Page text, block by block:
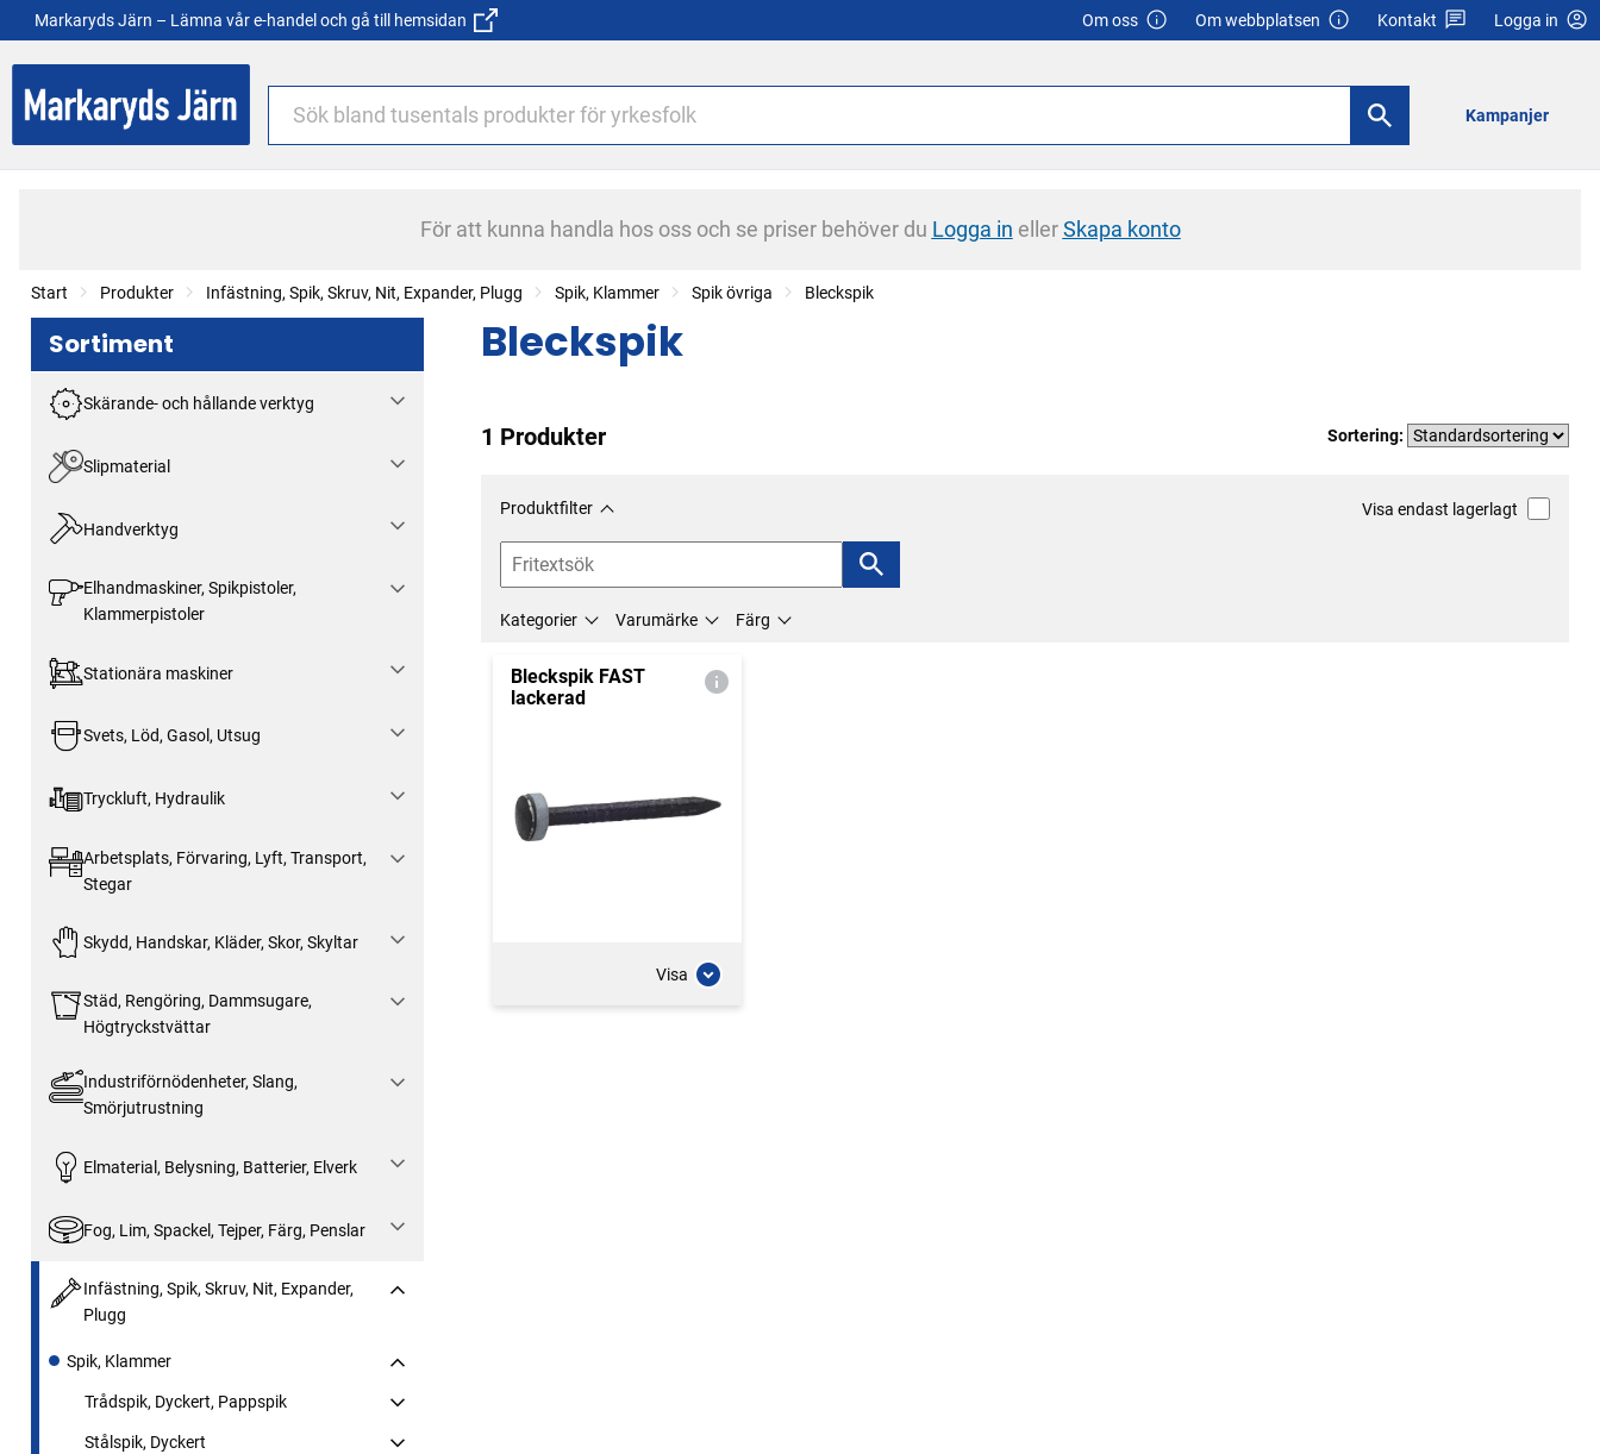
Markaryds Järn – Lämna vår e-handel och gå till hemsidan Om oss Om webbplatsen Kontakt Logga in
Kampanjer
För att kunna handla hos oss och se priser behöver du Logga in ellerSkapa konto
Start Produkter Infästning, Spik, Skruv, Nit, Expander, Plugg Spik, Klammer Spik övriga Bleckspik
Sortiment
Skärande- och hållande verktyg
Slipmaterial
Handverktyg
Elhandmaskiner, Spikpistoler,
Klammerpistoler
Stationära maskiner
Svets, Löd, Gasol, Utsug
Tryckluft, Hydraulik
Arbetsplats, Förvaring, Lyft, Transport,
Stegar
Skydd, Handskar, Kläder, Skor, Skyltar
Städ, Rengöring, Dammsugare,
Högtryckstvättar
Industriförnödenheter, Slang,
Smörjutrustning
Elmaterial, Belysning, Batterier, Elverk
Fog, Lim, Spackel, Tejper, Färg, Penslar
Infästning, Spik, Skruv, Nit, Expander,
Plugg
Spik, Klammer
Trådspik, Dyckert, Pappspik
Stålspik, Dyckert
Bleckspik
1 Produkter Sortering:
Produktfilter Visa endast lagerlagt
Kategorier Varumärke Färg
Bleckspik FAST
lackerad
Visa